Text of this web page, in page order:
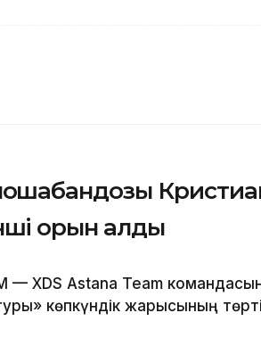
орын алды
— XDS Astana Team
көпкүндік жарысының